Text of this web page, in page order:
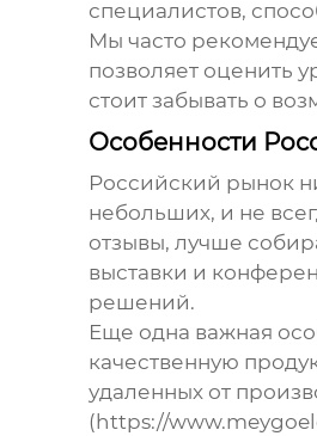
специалистов,
Мы часто
позволяет оценить
стоит забывать о
Особенности
Российский рынок
небольших, и не
отзывы, лучше
выставки и
решений.
Еще одна важная
качественную
удаленных от
(https://